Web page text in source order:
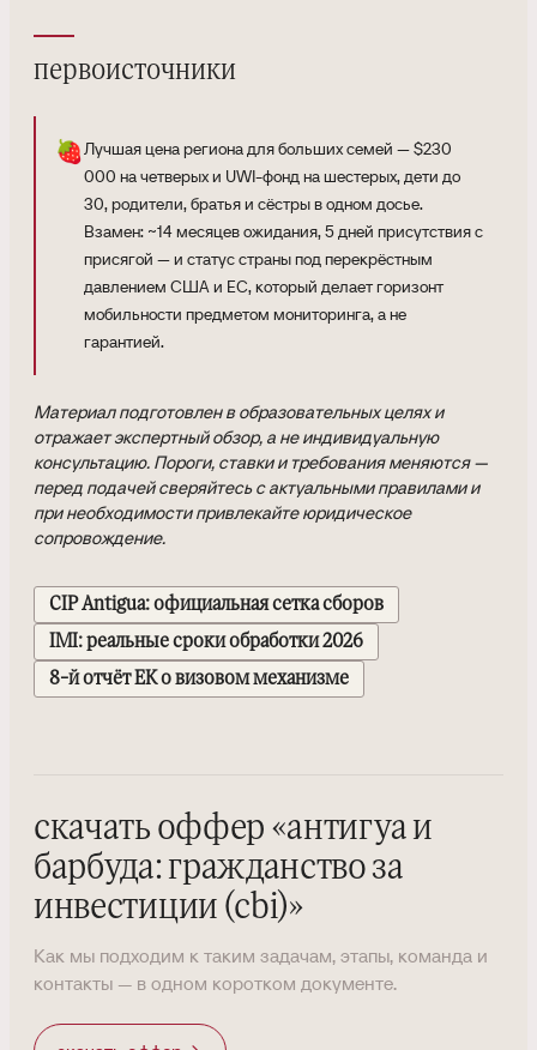
первоисточники
🍓Лучшая цена региона для больших семей — $230
000 на четверых и UWI-фонд на шестерых, дети до
30, родители, братья и сёстры в одном досье.
Взамен: ~14 месяцев ожидания, 5 дней присутствия с
присягой — и статус страны под перекрёстным
давлением США и ЕС, который делает горизонт
мобильности предметом мониторинга, а не
гарантией.
Материал подготовлен в образовательных целях и
отражает экспертный обзор, а не индивидуальную
консультацию. Пороги, ставки и требования меняются —
перед подачей сверяйтесь с актуальными правилами и
при необходимости привлекайте юридическое
сопровождение.
CIP Antigua: официальная сетка сборов
IMI: реальные сроки обработки 2026
8-й отчёт ЕК о визовом механизме
скачать оффер «антигуа и
барбуда: гражданство за
инвестиции (cbi)»
Как мы подходим к таким задачам, этапы, команда и
контакты — в одном коротком документе.